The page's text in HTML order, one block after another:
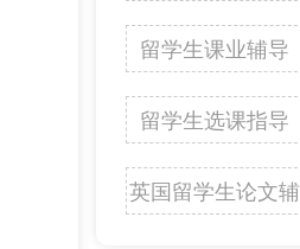
留学生课业辅导
留学生选课指导
英国留学生论文辅